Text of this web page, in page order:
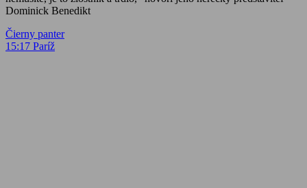
Dominick Benedikt
Navigácia
v
Previous
Post:
Čierny panter
Next
15:17 Paríž